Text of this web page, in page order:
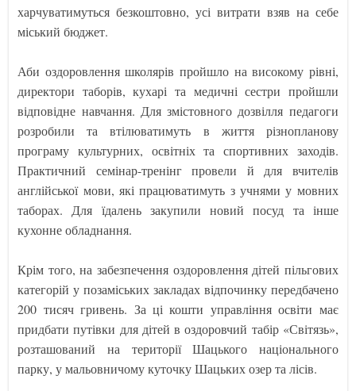
харчуватимуться безкоштовно, усі витрати взяв на себе
міський бюджет.
Аби оздоровлення школярів пройшло на високому рівні,
директори таборів, кухарі та медичні сестри пройшли
відповідне навчання. Для змістовного дозвілля педагоги
розробили та втілюватимуть в життя різнопланову
програму культурних, освітніх та спортивних заходів.
Практичний семінар-тренінг провели й для вчителів
англійської мови, які працюватимуть з учнями у мовних
таборах. Для їдалень закупили новий посуд та інше
кухонне обладнання.
Крім того, на забезпечення оздоровлення дітей пільгових
категорій у позаміських закладах відпочинку передбачено
200 тисяч гривень. За ці кошти управління освіти має
придбати путівки для дітей в оздоровчий табір «Світязь»,
розташований на території Шацького національного
парку, у мальовничому куточку Шацьких озер та лісів.